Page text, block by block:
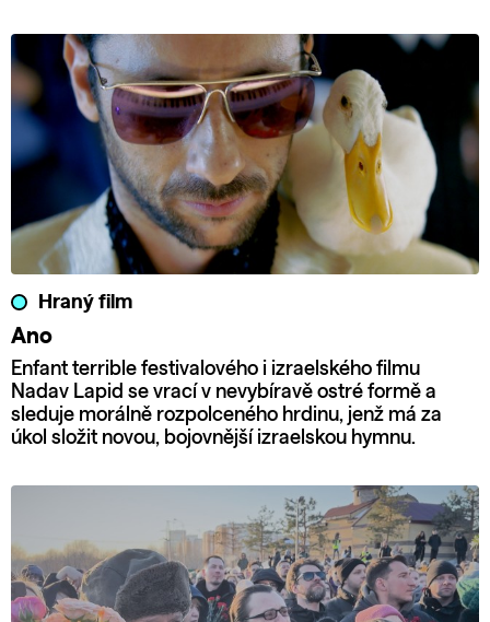
Hraný film
Ano
Enfant terrible festivalového i izraelského filmu
Nadav Lapid se vrací v nevybíravě ostré formě a
sleduje morálně rozpolceného hrdinu, jenž má za
úkol složit novou, bojovnější izraelskou hymnu.